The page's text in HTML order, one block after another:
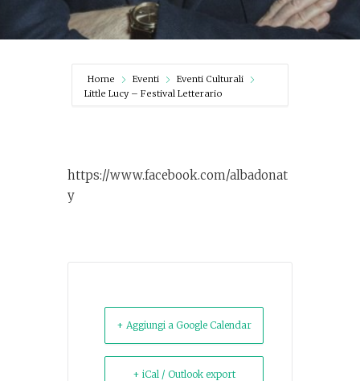
Home Eventi
Eventi Culturali
Little Lucy – Festival Letterario
https://www.facebook.com/albadonat
y
+ Aggiungi a Google Calendar
+ iCal / Outlook export